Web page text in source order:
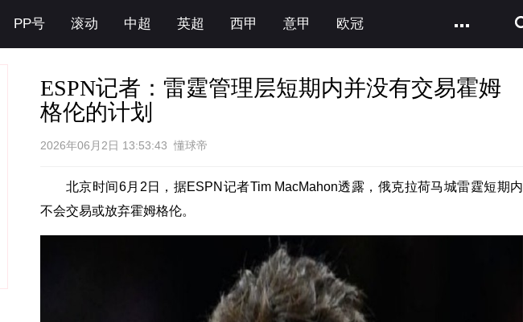
PP号 滚动 中超 英超 西甲 意甲 欧冠
ESPN记者：雷霆管理层短期内并没有交易霍姆
格伦的计划
2026年06月2日 13:53:43 懂球帝
北京时间6月2日，据ESPN记者Tim MacMahon透露，俄克拉荷马城雷霆短期内
不会交易或放弃霍姆格伦。